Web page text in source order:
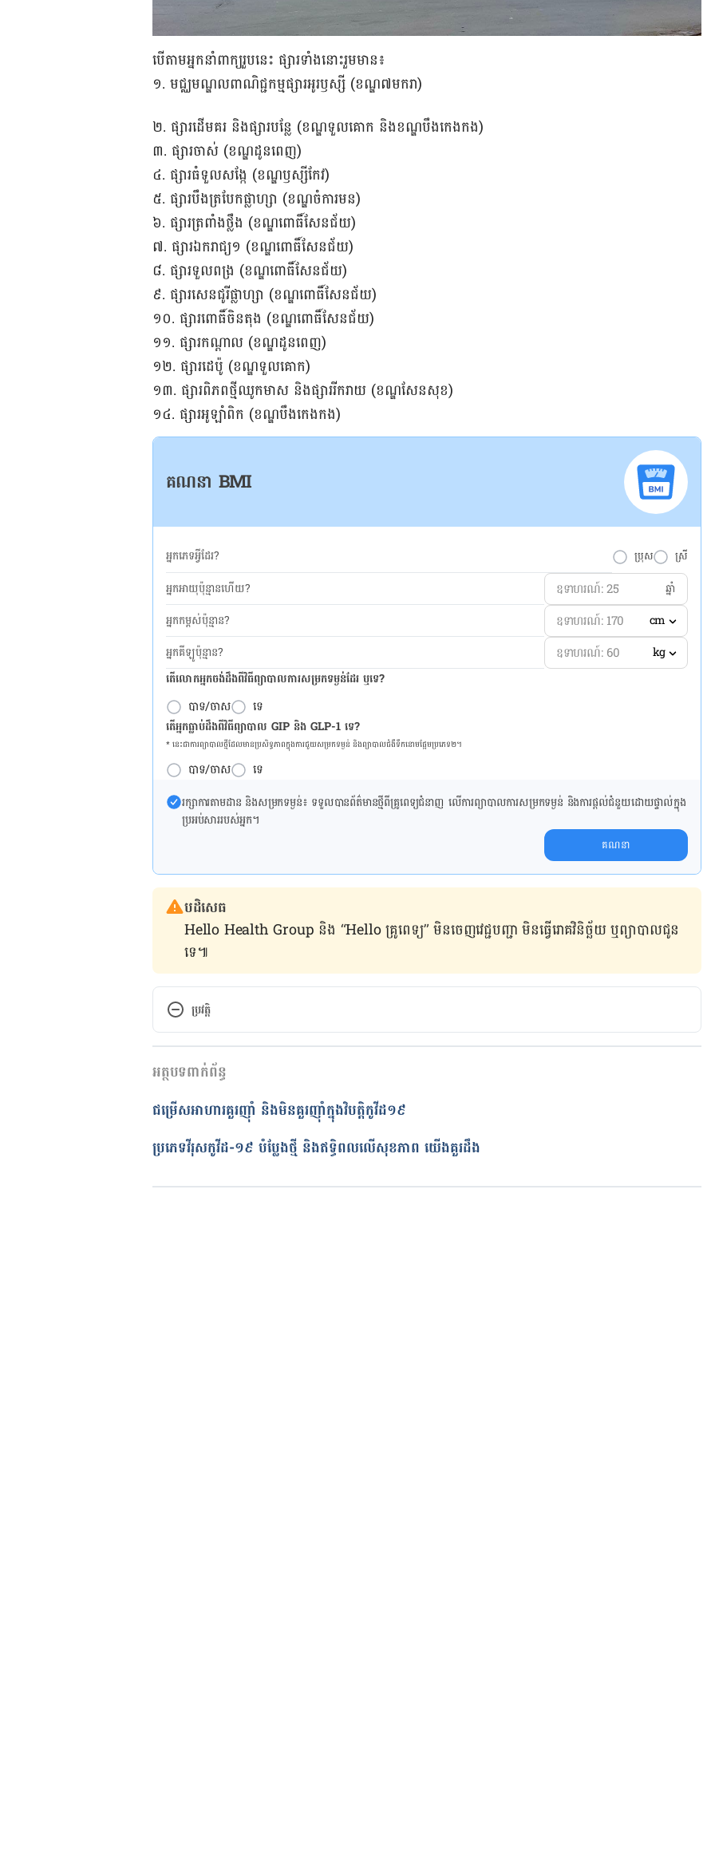
បើ​តាម​អ្នក​នាំ​ពាក្យ​រួប​នេះ ផ្សារ​ទាំង​នោះ​រួម​មាន​៖​
១. មជ្ឈមណ្ឌលពាណិជ្ជកម្មផ្សារអូរឫស្សី (ខណ្ឌ៧មករា)
២. ផ្សារដើមគរ និងផ្សារបន្លែ (ខណ្ឌទួលគោក និងខណ្ឌបឹងកេងកង)
៣. ផ្សារចាស់ (ខណ្ឌដូនពេញ)
៤. ផ្សារធំទួលសង្កែ (ខណ្ឌឫស្សីកែវ)
៥. ផ្សារបឹងត្របែកផ្លាហ្សា (ខណ្ឌចំការមន)
៦. ផ្សារត្រពាំងថ្លឹង (ខណ្ឌពោធិ៍សែនជ័យ)
៧. ផ្សារឯករាជ្យ១ (ខណ្ឌពោធិ៍សែនជ័យ)
៨. ផ្សារទួលពង្រ (ខណ្ឌពោធិ៍សែនជ័យ)
៩. ផ្សារសេនជូរីផ្លាហ្សា (ខណ្ឌពោធិ៍សែនជ័យ)
១០. ផ្សារពោធិ៍ចិនតុង (ខណ្ឌពោធិ៍សែនជ័យ)
១១. ផ្សារកណ្ដាល (ខណ្ឌដូនពេញ)
១២. ផ្សារដេប៉ូ (ខណ្ឌទួលគោក)
១៣. ផ្សារពិភពថ្មីឈូកមាស និងផ្សាររីករាយ (ខណ្ឌសែនសុខ)
១៤. ផ្សារអូឡាំពិក (ខណ្ឌបឹងកេងកង)
គណនា BMI
អ្នកភេទអ្វីដែរ? ប្រុស ស្រី
អ្នកអាយុប៉ុន្មានហើយ?
ឆ្នាំ
អ្នកកម្ពស់ប៉ុន្មាន?
cm
អ្នកគីឡូប៉ុន្មាន?
kg
តើលោកអ្នកចង់ដឹង​ពីវិធីព្យាបាលការសម្រកទម្ងន់ដែរ ឬទេ?
បាទ/ចាស ទេ
តើអ្នកធ្លាប់ដឹងពីវិធីព្យាបាល GIP និង GLP-1 ទេ?
* នេះ​ជា​ការ​ព្យា​បាល​ថ្មីដែល​​មាន​ប្រសិទ្ធ​ភាព​ក្នុង​ការ​ជួយ​សម្រក​ទម្ងន់ និង​ព្យា​បាល​ជំ​ងឺ​ទឹក​នោម​ផ្អែម​ប្រភេទ២។
បាទ/ចាស ទេ
រក្សា​ការ​តាមដាន និងសម្រក​ទម្ងន់៖ ទទួលបាន​ព័ត៌​មាន​ថ្មី​ពី​គ្រូពេទ្យ​ជំនាញ លើ​ការ​ព្យា​បាល​ការសម្រក​ទម្ងន់ និងការផ្តល់ជំនួយដោយផ្ទាល់​ក្នុង​
ប្រអប់​សារ​របស់​អ្នក។
គណនា
បដិសេធ
Hello Health Group និង “Hello គ្រូពេទ្យ” មិន​ចេញ​វេជ្ជបញ្ជា មិន​ធ្វើ​រោគវិនិច្ឆ័យ ឬ​ព្យាបាល​ជូន​
ទេ៕
ប្រវត្តិ
កំណែ​ប្រែបច្ចុប្បន្ន
22/04/2021
អត្ថបទ​ដោយ ទូច សុខា
ត្រួតពិនិត្យដោយ វេជ្ជ. ចាន់ ស៊ីណេត
បច្ចុប្បន្នភាពដោយ៖ ទូច សុខា
អត្ថបទពាក់ព័ន្ធ
ជម្រើស​អាហារ​គួរ​ញ៉ាំ និង​មិន​គួរ​ញ៉ាំ​ក្នុង​វិបត្តិ​កូវីដ១៩​
ប្រភេទវីរុសកូវីដ-១៩ បំប្លែងថ្មី និងឥទ្ធិពលលើសុខភាព យើងគួរដឹង